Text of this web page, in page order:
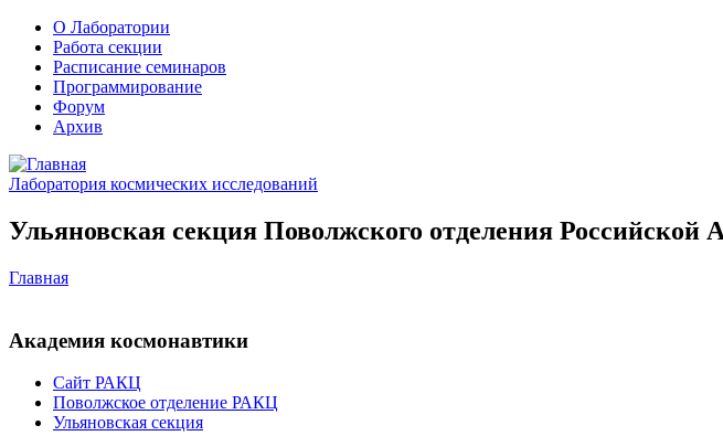
О Лаборатории
Работа секции
Расписание семинаров
Программирование
Форум
Архив
Лаборатория космических исследований
Ульяновская секция Поволжского отделения
Главная
Академия космонавтики
Сайт РАКЦ
Поволжское отделение РАКЦ
Ульяновская секция